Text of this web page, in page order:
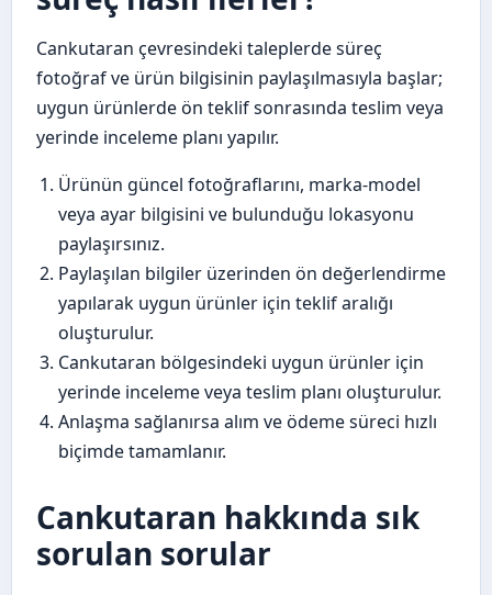
Cankutaran çevresindeki taleplerde süreç
fotoğraf ve ürün bilgisinin paylaşılmasıyla başlar;
uygun ürünlerde ön teklif sonrasında teslim veya
yerinde inceleme planı yapılır.
Ürünün güncel fotoğraflarını, marka-model
veya ayar bilgisini ve bulunduğu lokasyonu
paylaşırsınız.
Paylaşılan bilgiler üzerinden ön değerlendirme
yapılarak uygun ürünler için teklif aralığı
oluşturulur.
Cankutaran bölgesindeki uygun ürünler için
yerinde inceleme veya teslim planı oluşturulur.
Anlaşma sağlanırsa alım ve ödeme süreci hızlı
biçimde tamamlanır.
Cankutaran hakkında sık
sorulan sorular